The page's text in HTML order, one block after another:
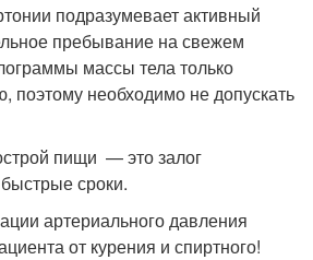
подразумевает активный
пребывание на свежем
массы тела только
поэтому необходимо не допускать
пищи — это залог
сроки.
артериального давления
от курения и спиртного!